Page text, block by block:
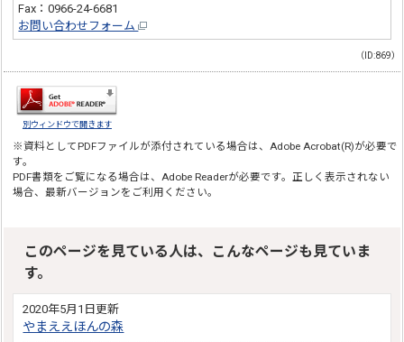
Fax：0966-24-6681
お問い合わせフォーム
（ID:869）
別ウィンドウで開きます
※資料としてPDFファイルが添付されている場合は、 Adobe Acrobat(R)が必要で
す。
PDF書類をご覧になる場合は、 Adobe Readerが必要です。正しく表示されない
場合、最新バージョンをご利用ください。
このページを見ている人は、こんなページも見ていま
す。
2020年5月1日更新
やまええほんの森